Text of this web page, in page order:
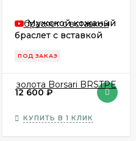
Мужской кожаный
браслет с вставкой
BRSTPE 004
ПОД ЗАКАЗ
12 600₽
КУПИТЬ В 1 КЛИК